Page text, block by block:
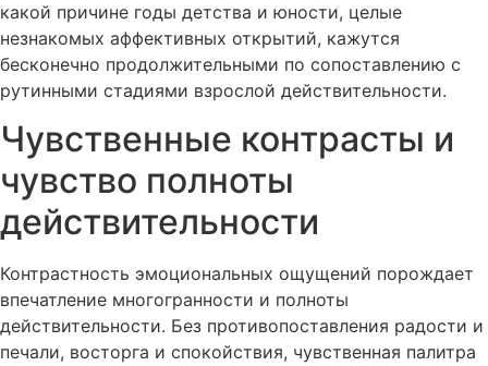
какой причине годы детства и юности, целые
незнакомых аффективных открытий, кажутся
бесконечно продолжительными по сопоставлению с
рутинными стадиями взрослой действительности.
Чувственные контрасты и
чувство полноты
действительности
Контрастность эмоциональных ощущений порождает
впечатление многогранности и полноты
действительности. Без противопоставления радости и
печали, восторга и спокойствия, чувственная палитра